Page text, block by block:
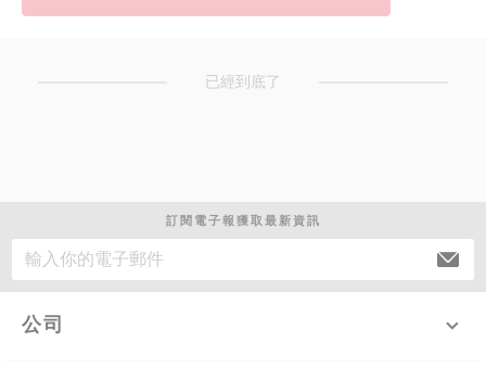
已經到底了
訂閱電子報獲取最新資訊
公司